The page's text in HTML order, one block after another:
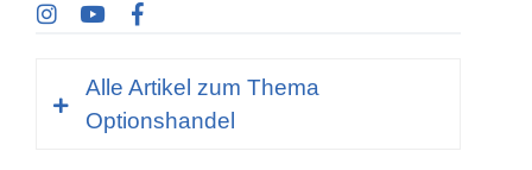
Alle Artikel zum Thema
Optionshandel